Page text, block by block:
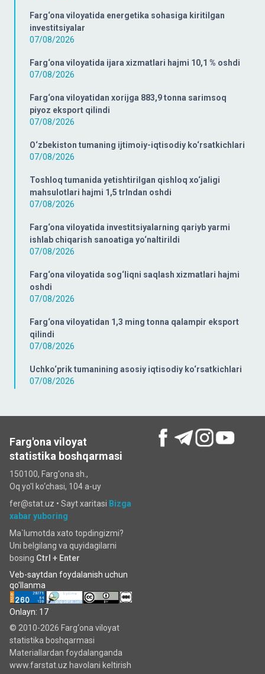
Farg‘ona viloyatida energetika sohasiga kiritilgan
investitsiyalar
07/08/2026
Farg‘ona viloyatida ijara xizmatlari hajmi 10,1 % oshdi
07/08/2026
Farg‘ona viloyatidan xorijga 883,9 tonna sarimsoq
piyoz eksport qilindi
07/08/2026
O‘zbekiston tumaning ijtimoiy-iqtisodiy ko‘rsatkichlari
07/08/2026
Toshloq tumanida yetishtirilgan qishloq xo‘jaligi
mahsulotlari hajmi 1,5 trlndan oshdi
07/08/2026
Farg‘ona viloyatida investitsiyalarning qariyb yarmi
ishlab chiqarish sanoatiga yo‘naltirildi
07/08/2026
Farg‘ona viloyatida sog‘liqni saqlash xizmatlari hajmi
oshdi
07/08/2026
Farg‘ona viloyatidan 1,3 ming tonna qalampir eksport
qilindi
07/08/2026
Uchko‘prik tumanining asosiy iqtisodiy ko‘rsatkichlari
07/08/2026
Farg'ona viloyat
statistika boshqarmasi
150100, Farg'ona sh.,
Oq yo'l ko‘chаsi, 104 a-uy
fer@stat.uz • Sayt xaritasi Bizga
xabar yuboring
Ma`lumotda xato topdingizmi?
Uni belgilang va quyidagilarni
bosing Ctrl + Enter
Veb-saytdan foydalanish uchun
qo'llanma
Onlayn: 17
© 2010-2026 Farg‘ona viloyat
statistika boshqarmasi
Materiallardan foydalanganda
www.farstat.uz havolani keltirish